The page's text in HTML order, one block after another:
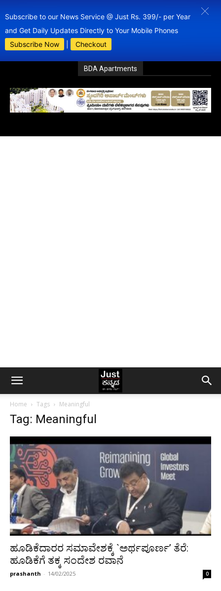
Subscribe to our News Service @ Just Rs. 399/- per Year
and Get Daily Updates Directly to Your Mobile Phones
Subscribe Now
Checkout
BDA Apartments
Home Tags Meaningful
Tag: Meaningful
ಹೂಡಿಕೆದಾರರ ಸಮಾವೇಶಕ್ಕೆ `ಅರ್ಥಪೂರ್ಣ’ ತೆರೆ:
ಹೂಡಿಕೆಗೆ ತಕ್ಕ ಸಂದೇಶ ರವಾನೆ
prashanth - 14/02/2025 0